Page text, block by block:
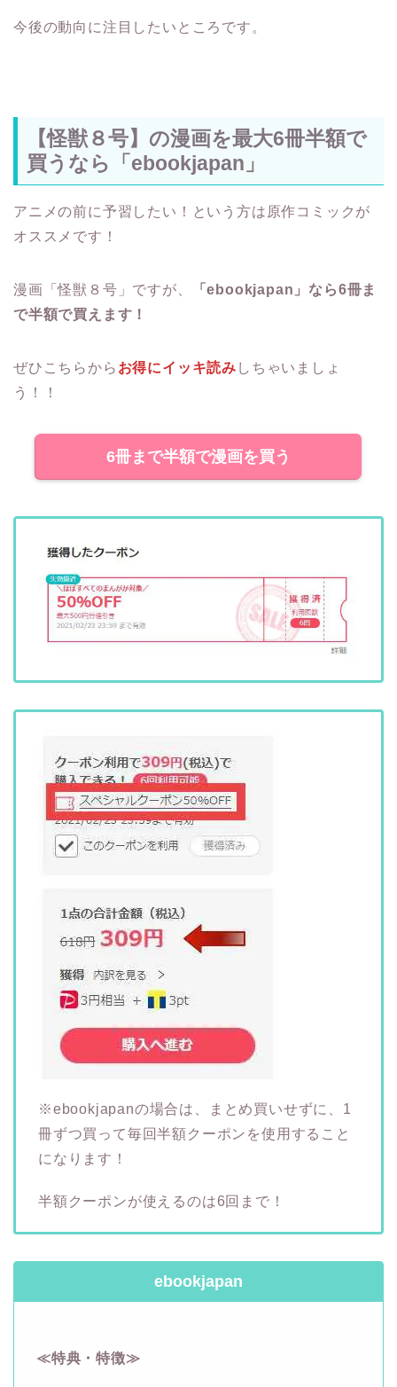
今後の動向に注目したいところです。
【怪獣８号】の漫画を最大6冊半額で
買うなら「ebookjapan」
アニメの前に予習したい！という方は原作コミックが
オススメです！
漫画「怪獣８号」ですが、
「ebookjapan」なら6冊ま
で半額で買えます！
ぜひこちらから お得にイッキ読み しちゃいましょ
う！！
6冊まで半額で漫画を買う
※ebookjapanの場合は、まとめ買いせずに、1
冊ずつ買って毎回半額クーポンを使用すること
になります！
半額クーポンが使えるのは6回まで！
ebookjapan
≪特典・特徴≫